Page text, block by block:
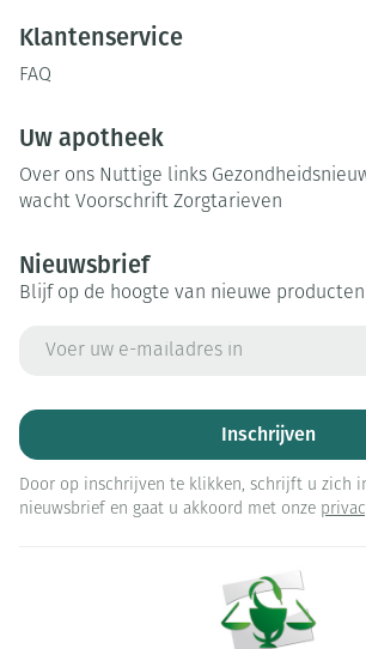
Klantenservice
FAQ
Uw apotheek
Over ons Nuttige links
wacht Voorschrift Zorgtarieven
Nieuwsbrief
Blijf op de hoogte van nieuwe
Inschrijven
Door op inschrijven te klikken, schrijft u zich
nieuwsbrief en gaat u akkoord met onze